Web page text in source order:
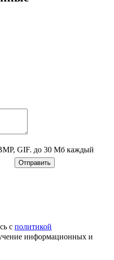
GIF. до 30 Мб каждый
Отправить
с политикой
информационных и